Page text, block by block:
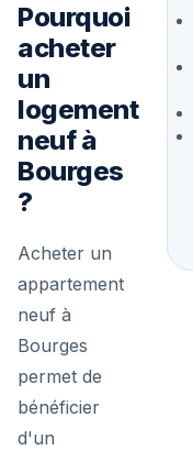
Pourquoi
acheter
un
logement
neuf à
Bourges
?
Acheter un
appartement
neuf à
Bourges
permet de
bénéficier
d'un